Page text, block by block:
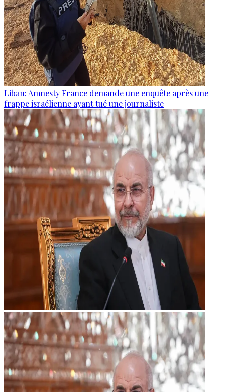
Liban: Amnesty France demande une enquête après une
frappe israélienne ayant tué une journaliste